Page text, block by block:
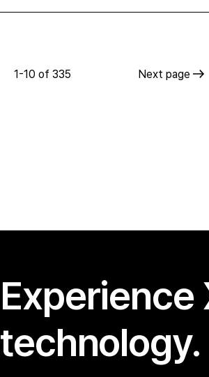
1-10 of 335 Next page
Experience
technology.